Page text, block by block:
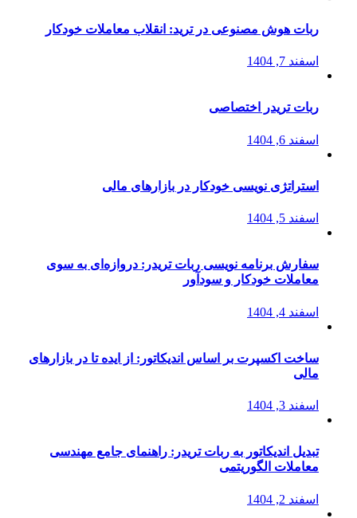
ربات هوش مصنوعی در ترید: انقلاب معاملات خودکار
اسفند 7, 1404
ربات تریدر اختصاصی
اسفند 6, 1404
استراتژی‌ نویسی خودکار در بازارهای مالی
اسفند 5, 1404
سفارش برنامه نویسی ربات تریدر: دروازه‌ای به سوی
معاملات خودکار و سودآور
اسفند 4, 1404
ساخت اکسپرت بر اساس اندیکاتور: از ایده تا در بازارهای
مالی
اسفند 3, 1404
تبدیل اندیکاتور به ربات تریدر: راهنمای جامع مهندسی
معاملات الگوریتمی
اسفند 2, 1404